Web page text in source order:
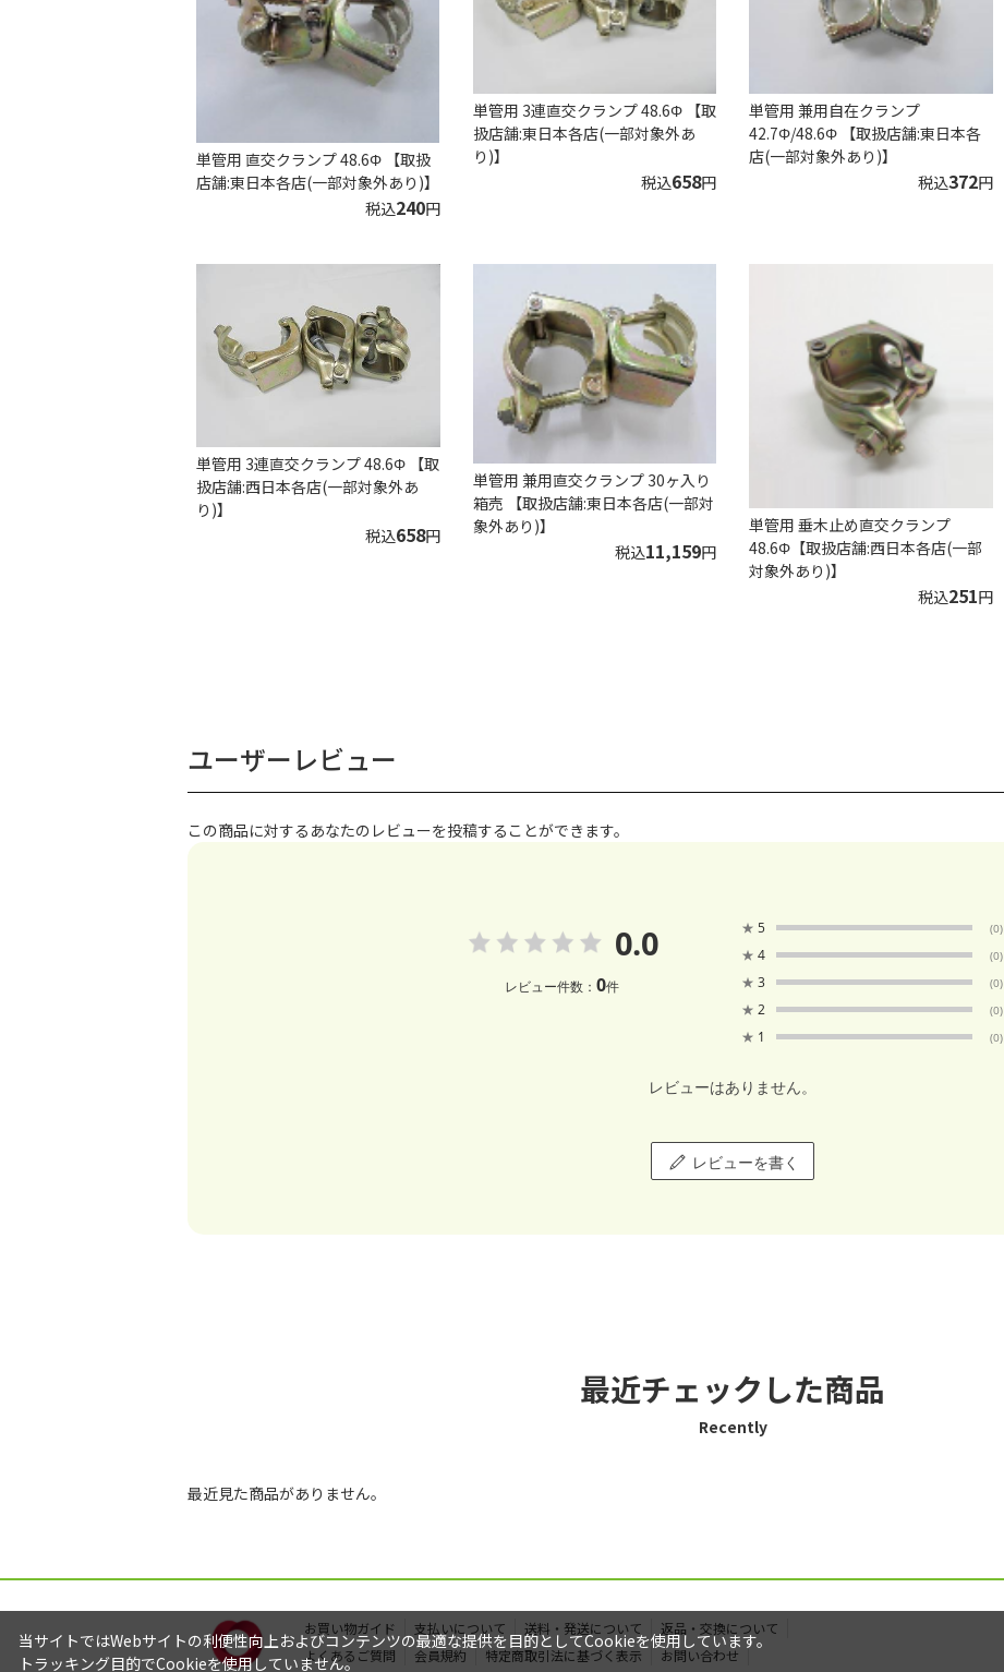
単管用 直交クランプ 48.6Φ 【取扱
店舗:東日本各店(一部対象外あり)】
税込240円
単管用 3連直交クランプ 48.6Φ 【取
扱店舗:東日本各店(一部対象外あ
り)】
税込658円
単管用 兼用自在クランプ
42.7Φ/48.6Φ 【取扱店舗:東日本各
店(一部対象外あり)】
税込372円
単管用 3連直交クランプ 48.6Φ 【取
扱店舗:西日本各店(一部対象外あ
り)】
税込658円
単管用 兼用直交クランプ 30ヶ入り
箱売 【取扱店舗:東日本各店(一部対
象外あり)】
税込11,159円
単管用 垂木止め直交クランプ
48.6Φ【取扱店舗:西日本各店(一部
対象外あり)】
税込251円
ユーザーレビュー
この商品に対するあなたのレビューを投稿することができます。
0.0
レビュー件数： 0件
★ 5 (0)
★ 4 (0)
★ 3 (0)
★ 2 (0)
★ 1 (0)
レビューはありません。
レビューを書く
最近チェックした商品
Recently
最近見た商品がありません。
お買い物ガイド 支払いについて 送料・発送について
返品・交換について
よくあるご質問
会員規約 特定商取引法に基づく表示 お問い合わせ
当サイトではWebサイトの利便性向上およびコンテンツの最適な提供を目的としてCookieを使用しています。
トラッキング目的でCookieを使用していません。